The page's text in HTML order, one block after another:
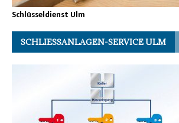
Schlüsseldienst Ulm
SCHLIESSANLAGEN-SERVICE ULM